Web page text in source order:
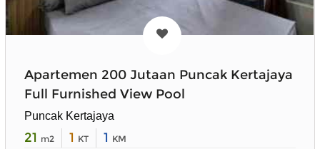
Apartemen 200 Jutaan Puncak Kertajaya
Full Furnished View Pool
Puncak Kertajaya
21 m2 1 KT 1 KM